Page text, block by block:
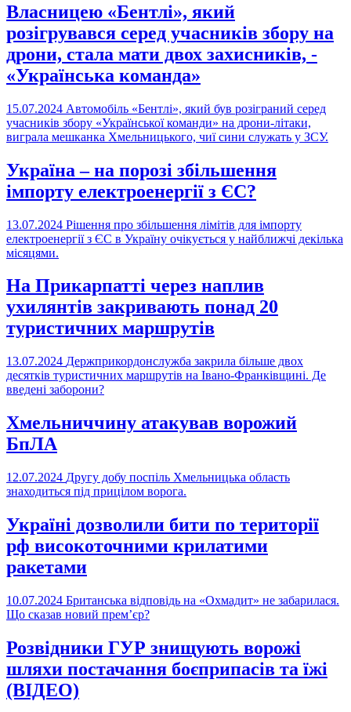
Власницею «Бентлі», який
розігрувався серед учасників збору на
дрони, стала мати двох захисників, -
«Українська команда»
15.07.2024 Автомобіль «Бентлі», який був розіграний серед
учасників збору «Української команди» на дрони-літаки,
виграла мешканка Хмельницького, чиї сини служать у ЗСУ.
Україна – на порозі збільшення
імпорту електроенергії з ЄС?
13.07.2024 Рішення про збільшення лімітів для імпорту
електроенергії з ЄС в Україну очікується у найближчі декілька
місяцями.
На Прикарпатті через наплив
ухилянтів закривають понад 20
туристичних маршрутів
13.07.2024 Держприкордонслужба закрила більше двох
десятків туристичних маршрутів на Івано-Франківщині. Де
введені заборони?
Хмельниччину атакував ворожий
БпЛА
12.07.2024 Другу добу поспіль Хмельницька область
знаходиться під прицілом ворога.
Україні дозволили бити по території
рф високоточними крилатими
ракетами
10.07.2024 Британська відповідь на «Охмадит» не забарилася.
Що сказав новий прем’єр?
Розвідники ГУР знищують ворожі
шляхи постачання боєприпасів та їжі
(ВІДЕО)